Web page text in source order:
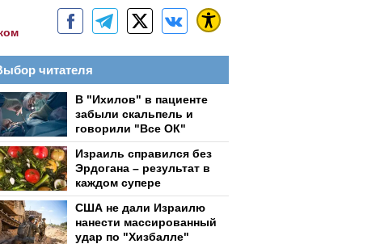
читателя
В "Ихилов" в пациенте
забыли скальпель и
говорили "Все ОК"
Израиль справился без
Эрдогана – результат в
каждом супере
США не дали Израилю
нанести массированный
удар по "Хизбалле"